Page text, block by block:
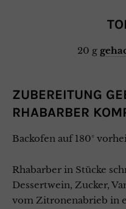
20 g
ZUBEREITUNG
RHABARBER
Backofen auf 180°
Rhabarber in Stücke
Dessertwein, Zucker,
vom Zitronenabrieb in